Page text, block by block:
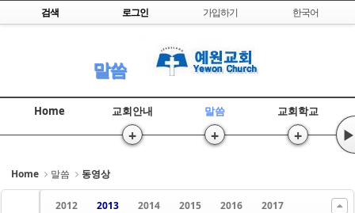
Skip to content
검색 로그인 가입하기 한국어
말씀
Home 교회안내
+
말씀
+
교회학교
+ ▶
Home 말씀 동영상
2012 2013 2014 2015 2016
2017
Sketchbook5, 스케치북5
Sketchbook5, 스케치북5